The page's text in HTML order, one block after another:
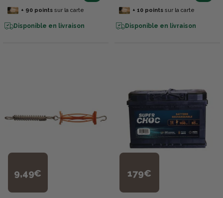
+ 90pointssur la carte
Disponible en livraison
+ 10pointssur la carte
Disponible en livraison
9,49€ 179€